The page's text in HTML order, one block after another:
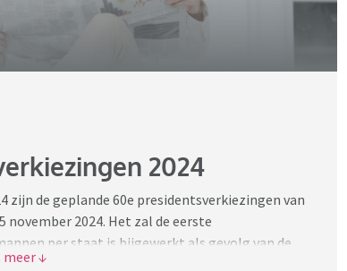
2024
zijn de geplande 60e presidentsverkiezingen van
november 2024. Het zal de eerste
per staat is bijgewerkt als gevolg van de